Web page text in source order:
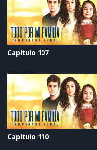
Capítulo 107
Capítulo 110